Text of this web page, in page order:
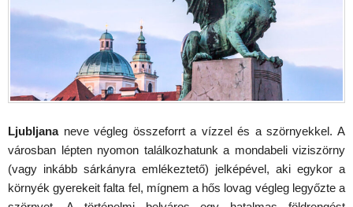
Ljubljananeve végleg összeforrt a vízzel és a szörnyekkel. A
városban lépten nyomon találkozhatunk a mondabeli viziszörny
(vagy inkább sárkányra emlékeztető) jelképével, aki egykor a
környék gyerekeit falta fel, mígnem a hős lovag végleg legyőzte a